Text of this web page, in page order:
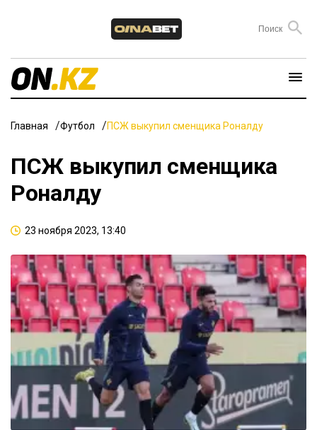
Главная Футбол ПСЖ выкупил сменщика Роналду
ПСЖ выкупил сменщика
Роналду
23 ноября 2023, 13:40